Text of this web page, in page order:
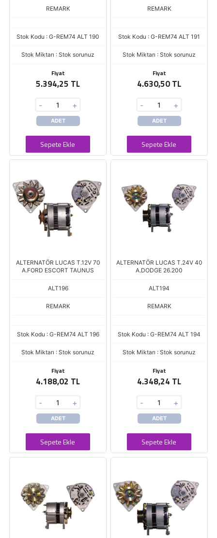
REMARK
Stok Kodu : G-REM74 ALT 190
Stok Miktarı : Stok sorunuz
Fiyat
5.394,25 TL
- +
ADET
Sepete Ekle
REMARK
Stok Kodu : G-REM74 ALT 191
Stok Miktarı : Stok sorunuz
Fiyat
4.630,50 TL
- +
ADET
Sepete Ekle
ALTERNATÖR LUCAS T.12V 70
A.FORD ESCORT TAUNUS
ALT196
REMARK
Stok Kodu : G-REM74 ALT 196
Stok Miktarı : Stok sorunuz
Fiyat
4.188,02 TL
- +
ADET
Sepete Ekle
ALTERNATÖR LUCAS T.24V 40
A.DODGE 26.200
ALT194
REMARK
Stok Kodu : G-REM74 ALT 194
Stok Miktarı : Stok sorunuz
Fiyat
4.348,24 TL
- +
ADET
Sepete Ekle